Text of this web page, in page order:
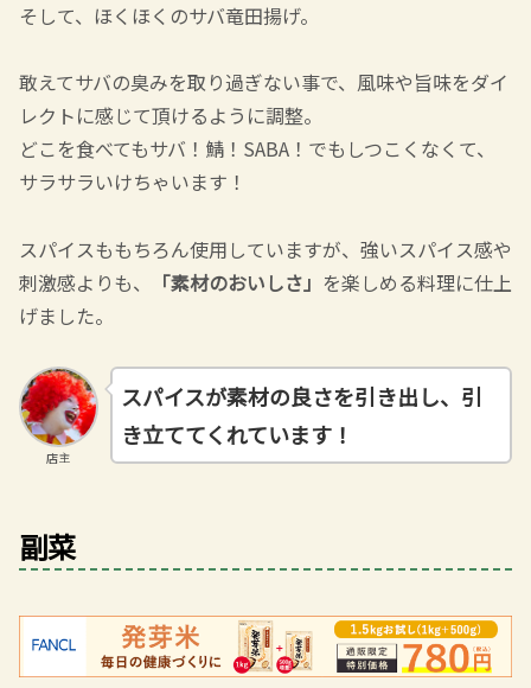
そして、ほくほくのサバ竜田揚げ。
敢えてサバの臭みを取り過ぎない事で、風味や旨味をダイ
レクトに感じて頂けるように調整。
どこを食べてもサバ！鯖！SABA！でもしつこくなくて、
サラサラいけちゃいます！
スパイスももちろん使用していますが、強いスパイス感や
刺激感よりも、
「素材のおいしさ」 を楽しめる料理に仕上
げました。
店主
スパイスが素材の良さを引き出し、引
き立ててくれています！
副菜